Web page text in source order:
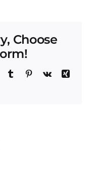
Choose
TumblrPinterest
Vk
Xing